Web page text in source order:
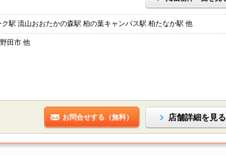
駅 流山おおたかの森駅 柏の葉キャンパス駅 柏たなか駅 他
田市 他
お問合せする（無料） 店舗詳細を見る